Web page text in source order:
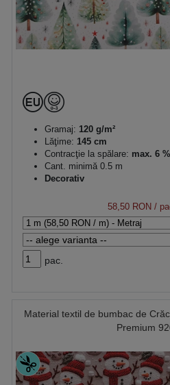
Gramaj: 120 g/m²
Lăţime: 145 cm
Contracţie la spălare: max. 6 %
Cant. minimă 0.5 m
Decorativ
58,50 RON/
pac.
Material textil de bumbac de
Premium